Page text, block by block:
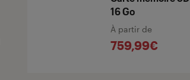
16 Go
À partir de
759,99€